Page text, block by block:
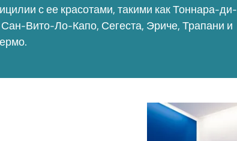
с ее красотами, такими как Тоннара-ди-
Вито-Ло-Капо, Сегеста, Эриче, Трапани и